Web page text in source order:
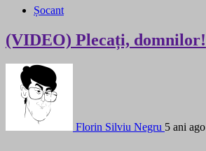
Șocant
(VIDEO) Plecați, domnilor!
Florin Silviu Negru 5 ani ago